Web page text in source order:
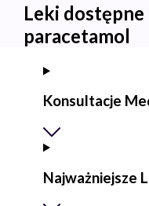
Leki dostępne
paracetamol
Konsultacje
Najważniejsze